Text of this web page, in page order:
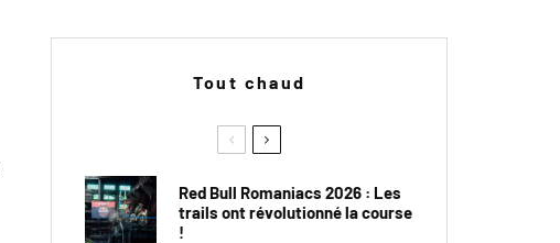
Tout chaud
Red Bull Romaniacs 2026 : Les
trails ont révolutionné la course
!